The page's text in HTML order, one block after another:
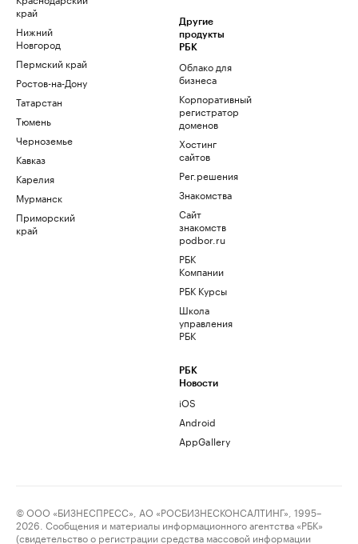
край
Нижний
Новгород
Пермский край
Ростов-на-Дону
Татарстан
Тюмень
Черноземье
Кавказ
Карелия
Мурманск
Приморский
край
Другие
продукты
РБК
Облако для
бизнеса
Корпоративный
регистратор
доменов
Хостинг
сайтов
Рег.решения
Знакомства
Сайт
знакомств
podbor.ru
РБК
Компании
РБК Курсы
Школа
управления
РБК
РБК
Новости
iOS
Android
AppGallery
© ООО «БИЗНЕСПРЕСС», АО «РОСБИЗНЕСКОНСАЛТИНГ», 1995–
2026. Сообщения и материалы информационного агентства «РБК»
(свидетельство о регистрации средства массовой информации